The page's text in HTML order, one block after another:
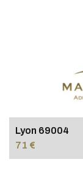
Lyon 69004
71 €